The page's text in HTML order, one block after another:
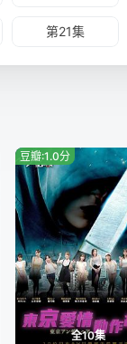
第21集
全10集
豆瓣:1.0分